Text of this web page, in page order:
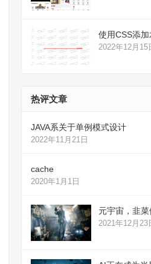
使用CSS添加
2022年12月15
热评文章
JAVA系关于单例模式设计
2022年11月21日
cache
2020年1月1日
元宇宙，韭菜
2021年12月23